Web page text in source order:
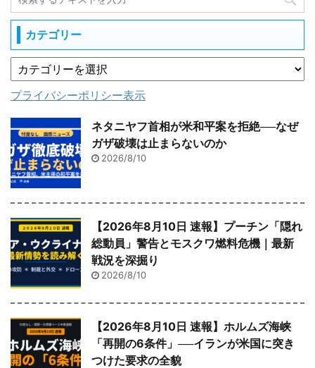
カテゴリー
プライバシーポリシー表示
ネタニヤフ首相が米和平案を拒絶──なぜ
ガザ破壊は止まらないのか
2026/8/10
【2026年8月10日 速報】プーチン「隠れ
総動員」警告とモスクワ燃料危機｜最新
戦況を深掘り
2026/8/10
【2026年8月10日 速報】ホルムズ海峡
「再開の6条件」──イランが米国に突き
つけた要求の全貌